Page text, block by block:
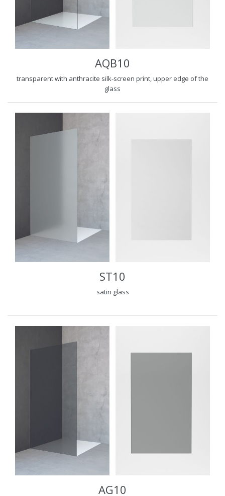
AQB10
transparent with anthracite silk-screen print, upper edge of the
glass
ST10
satin glass
AG10